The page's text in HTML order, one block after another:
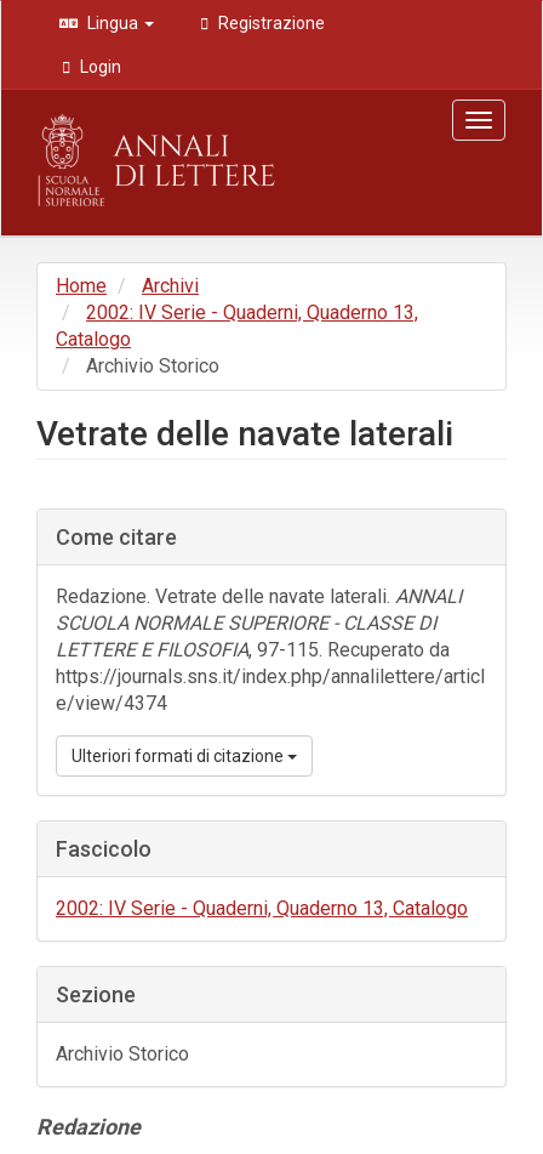
Navigazione
principale
Contenuto
principale
Barra
laterale
Lingua Registrazione
Login
Toggle
Home
Archivi
2002: IV Serie - Quaderni, Quaderno 13,
Catalogo
Archivio Storico
Vetrate delle navate laterali
Barra
laterale
dell'articolo
Come citare
Redazione. Vetrate delle navate laterali. ANNALI
SCUOLA NORMALE SUPERIORE - CLASSE DI
LETTERE E FILOSOFIA, 97-115. Recuperato da
https://journals.sns.it/index.php/annalilettere/articl
e/view/4374
Ulteriori formati di citazione
Fascicolo
2002: IV Serie - Quaderni, Quaderno 13, Catalogo
Sezione
Archivio Storico
Contenuto
Redazione